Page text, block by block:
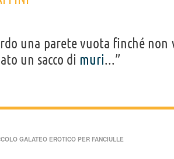
una parete vuota finché
un sacco di muri...”
GALATEO EROTICO PER FANCIULLE